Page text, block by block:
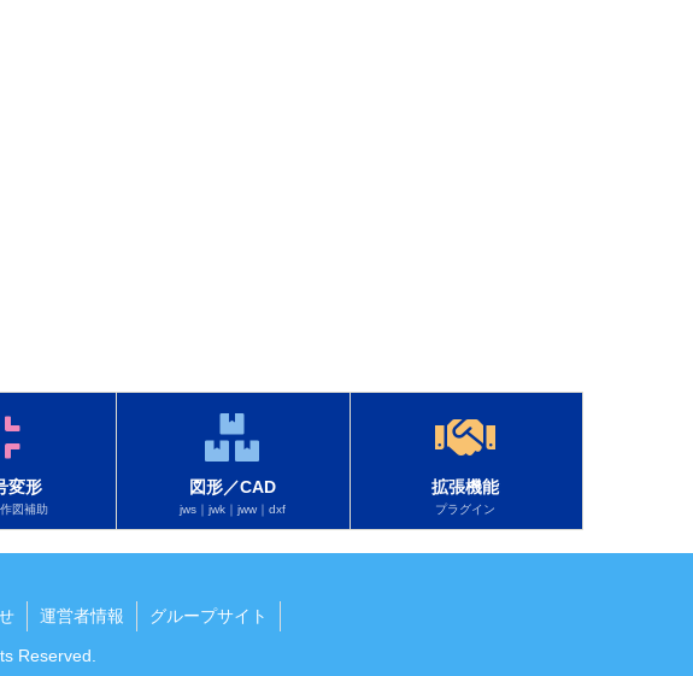
変形
図補助
図形／CAD
jws｜jwk｜jww｜dxf
拡張機能
プラグイン
運営者情報 グループサイト
Reserved.